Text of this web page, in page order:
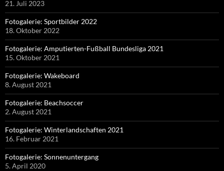
21. Juli 2023
Fotogalerie: Sportbilder 2022
18. Oktober 2022
Fotogalerie: Amputierten-Fußball Bundesliga 2021
15. Oktober 2021
Fotogalerie: Wakeboard
8. August 2021
Fotogalerie: Beachsoccer
2. August 2021
Fotogalerie: Winterlandschaften 2021
16. Februar 2021
Fotogalerie: Sonnenuntergang
5. April 2020